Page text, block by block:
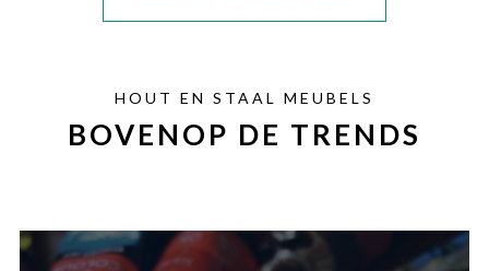
HOUT EN STAAL MEUBELS
BOVENOP DE TRENDS